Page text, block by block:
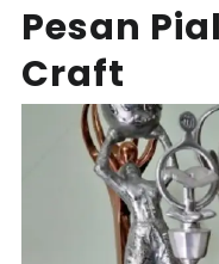
Pesan
Craft